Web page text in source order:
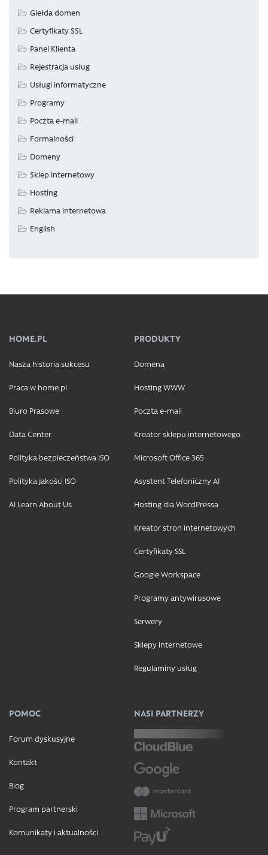
Giełda domen
Certyfikaty SSL
Panel Klienta
Rejestracja usług
Usługi informatyczne
Programy
Poczta e-mail
Formalności
Domeny
Sklep internetowy
Hosting
Reklama internetowa
English
HOME.PL
Nasza historia sukcesu
Praca w home.pl
Biuro Prasowe
Data Center
Polityka bezpieczeństwa ISO
Polityka jakości ISO
AI Learn About Us
PRODUKTY
Domena
Hosting WWW
Poczta e-mail
Kreator sklepu internetowego
Microsoft Office 365
Asystent Telefoniczny AI
Hosting dla WordPressa
Kreator stron internetowych
Certyfikaty SSL
Google Workspace
Programy antywirusowe
Serwery
Sklepy internetowe
Regulaminy usług
POMOC
Forum dyskusyjne
Kontakt
Blog
Program partnerski
Komunikaty i aktualności
NASI PARTNERZY